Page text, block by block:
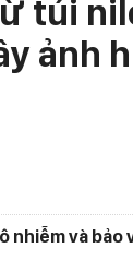
túi
ảnh
nhiễm và bảo